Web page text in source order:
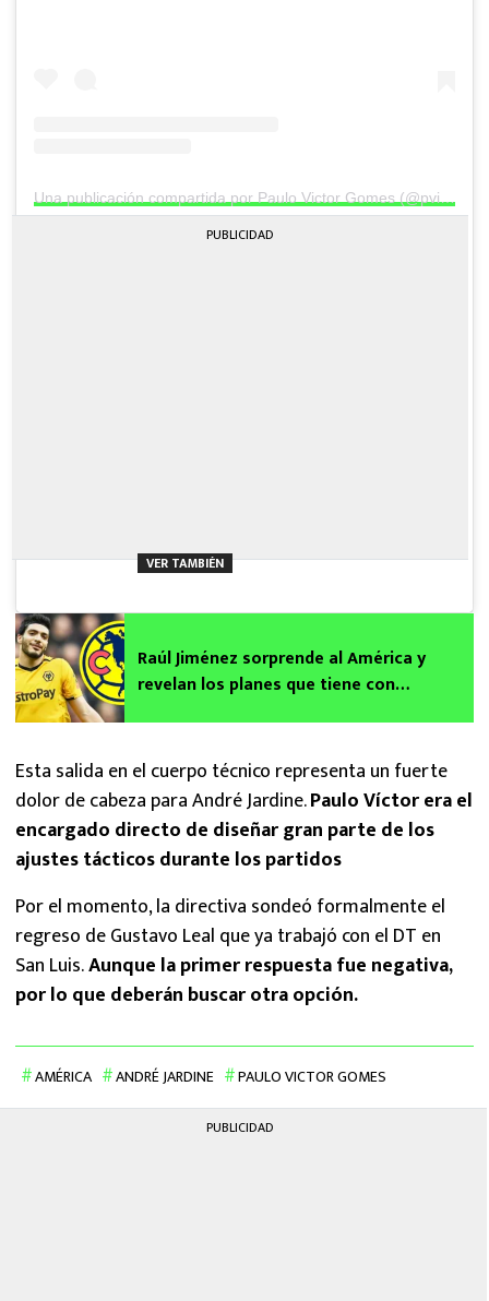
Una publicación compartida por Paulo Victor Gomes (@pvictor_gomes)
PUBLICIDAD
VER TAMBIÉN
Raúl Jiménez sorprende al América y
revelan los planes que tiene con
Esta salida en el cuerpo técnico representa un fuerte
dolor de cabeza para André Jardine.Paulo Víctor era el
encargado directo de diseñar gran parte de los
ajustes tácticos durante los partidos
Por el momento, la directiva sondeó formalmente el
regreso de Gustavo Leal que ya trabajó con el DT en
San Luis.Aunque la primer respuesta fue negativa,
por lo que deberán buscar otra opción.
AMÉRICA ANDRÉ JARDINE PAULO VICTOR GOMES
PUBLICIDAD